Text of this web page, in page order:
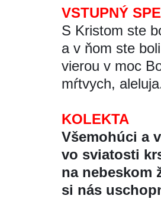
VSTUPNÝ
S Kristom ste
a v ňom ste
vierou v moc
mŕtvych,
KOLEKTA
Všemohúci a
vo sviatosti
na nebeskom
si nás